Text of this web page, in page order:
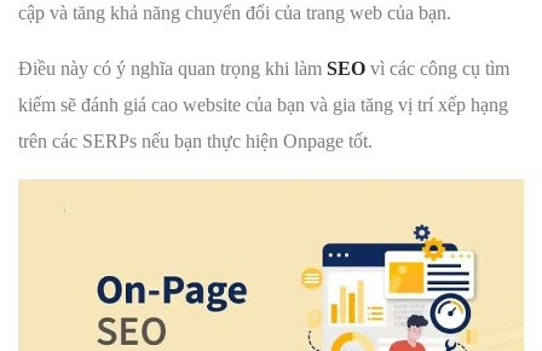
cập và tăng khả năng chuyển đổi của trang web của bạn.
Điều này có ý nghĩa quan trọng khi làm SEO vì các công cụ tìm
kiếm sẽ đánh giá cao website của bạn và gia tăng vị trí xếp hạng
trên các SERPs nếu bạn thực hiện Onpage tốt.